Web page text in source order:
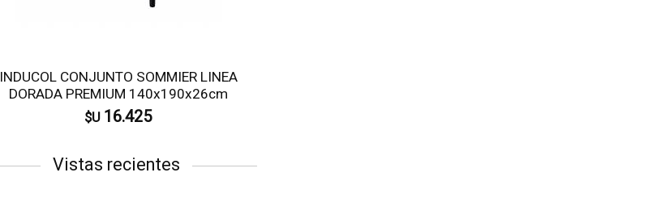
INDUCOL CONJUNTO SOMMIER LINEA
DORADA PREMIUM 140x190x26cm
$U 16.425
Vistas recientes